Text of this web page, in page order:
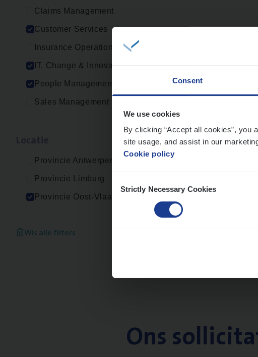
Consent
We use cookies
By clicking “Accept all cookies”, you
site usage, and assist in our
Cookie policy
Selection
Strictly Necessary Cookies
Claims Management
Customer Services
Insurance Operations
IT, Change & Innovation
People Management
Sales Management
Provincie Antwerpen
Provincie Limburg
Provincie Oost-Vlaanderen
Wis alle filters
Ons